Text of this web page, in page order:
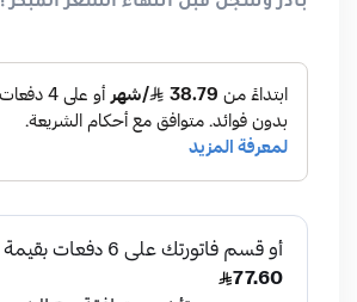
بادر وسجل قبل انتهاء السعر المبكر!